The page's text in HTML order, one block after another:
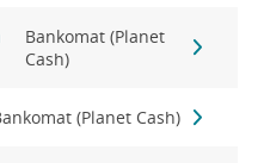
Bankomat (Planet
Cash)
(Planet Cash)